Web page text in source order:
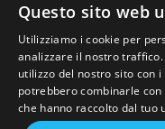
© Copyright 2015-2026
P.I. 07620910153 |
Agency Milano
Privacy Policy Contatti
Questo sito web
Utilizziamo i cookie per
analizzare il nostro
utilizzo del nostro sito con
potrebbero combinarle
che hanno raccolto dal tuo